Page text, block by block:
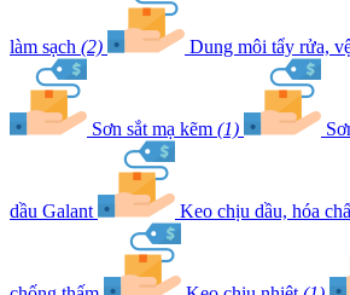
làm sạch (2) Dung môi tẩy rửa,
Sơn sắt mạ kẽm (1)
dầu Galant Keo chịu dầu, hóa